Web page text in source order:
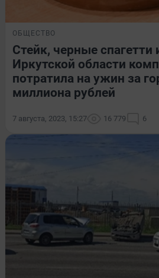
ОБЩЕСТВО
Стейк, черные спагетти
Иркутской области
потратила на ужин за
миллиона рублей
7 августа, 2023, 15:27 16 779 6